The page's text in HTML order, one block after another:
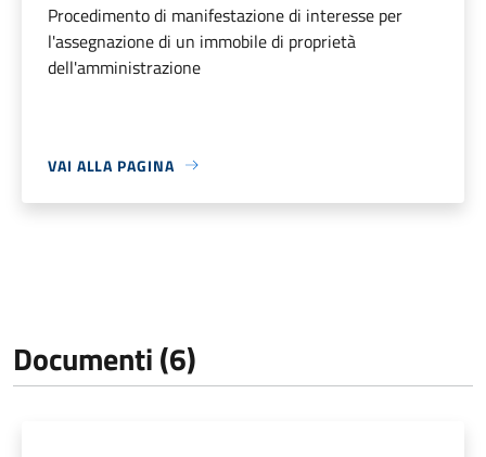
Procedimento di manifestazione di interesse per
l'assegnazione di un immobile di proprietà
dell'amministrazione
VAI ALLA PAGINA
Documenti (6)